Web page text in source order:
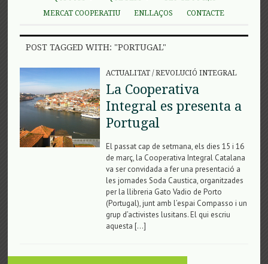
MERCAT COOPERATIU
ENLLAÇOS CONTACTE
POST TAGGED WITH: "PORTUGAL"
ACTUALITAT/REVOLUCIÓ INTEGRAL
La Cooperativa
Integral es presenta a
Portugal
El passat cap de setmana, els dies 15 i 16
de març, la Cooperativa Integral Catalana
va ser convidada a fer una presentació a
les jornades Soda Caustica, organitzades
per la llibreria Gato Vadio de Porto
(Portugal), junt amb l’espai Compasso i un
grup d’activistes lusitans. El qui escriu
aquesta […]